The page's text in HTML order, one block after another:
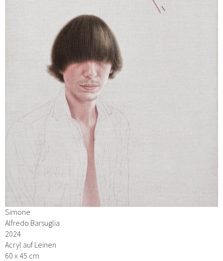
Simone
Alfredo Barsuglia
2024
Acryl auf Leinen
60 x 45 cm